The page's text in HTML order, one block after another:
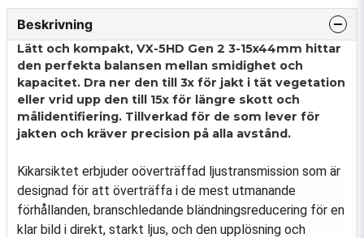
Beskrivning
Lätt och kompakt, VX-5HD Gen 2 3-15x44mm hittar
den perfekta balansen mellan smidighet och
kapacitet. Dra ner den till 3x för jakt i tät vegetation
eller vrid upp den till 15x för längre skott och
målidentifiering. Tillverkad för de som lever för
jakten och kräver precision på alla avstånd.
Kikarsiktet erbjuder oöverträffad ljustransmission som är
designad för att överträffa i de mest utmanande
förhållanden, branschledande bländningsreducering för en
klar bild i direkt, starkt ljus, och den upplösning och